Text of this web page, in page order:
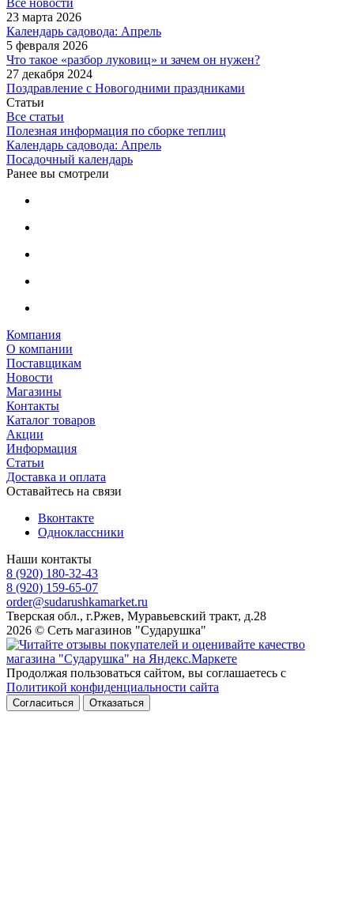
Все новости
23 марта 2026
Календарь садовода: Апрель
5 февраля 2026
Что такое «разбор луковиц» и зачем он нужен?
27 декабря 2024
Поздравление с Новогодними праздниками
Статьи
Все статьи
Полезная информация по сборке теплиц
Календарь садовода: Апрель
Посадочный календарь
Ранее вы смотрели
Компания
О компании
Поставщикам
Новости
Магазины
Контакты
Каталог товаров
Акции
Информация
Статьи
Доставка и оплата
Оставайтесь на связи
Вконтакте
Одноклассники
Наши контакты
8 (920) 180-32-43
8 (920) 159-65-07
order@sudarushkamarket.ru
Тверская обл., г.Ржев, Муравьевский тракт, д.28
2026 © Сеть магазинов "Сударушка"
Продолжая пользоваться сайтом, вы соглашаетесь с
Политикой конфиденциальности сайта
Согласиться Отказаться